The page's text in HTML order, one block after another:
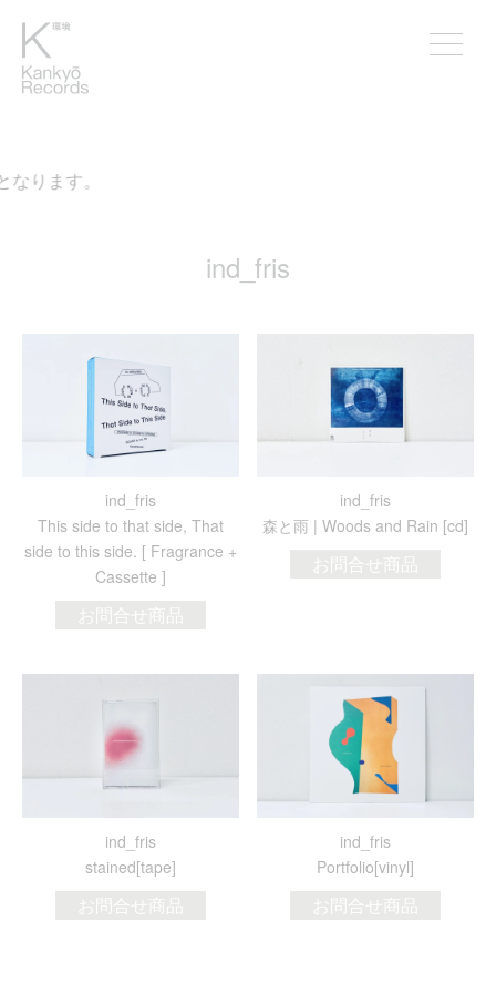
ります。
ind_fris
ind_fris
This side to that side, That
side to this side. [ Fragrance +
Cassette ]
お問合せ商品
ind_fris
森と雨 | Woods and Rain [cd]
お問合せ商品
ind_fris
stained[tape]
お問合せ商品
ind_fris
Portfolio[vinyl]
お問合せ商品